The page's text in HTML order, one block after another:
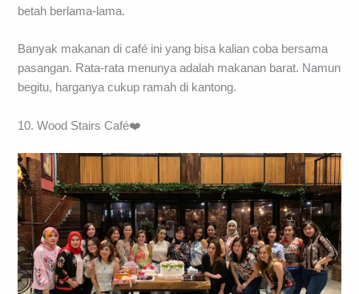
betah berlama-lama.
Banyak makanan di café ini yang bisa kalian coba bersama
pasangan. Rata-rata menunya adalah makanan barat. Namun
begitu, harganya cukup ramah di kantong.
10. Wood Stairs Café❤️